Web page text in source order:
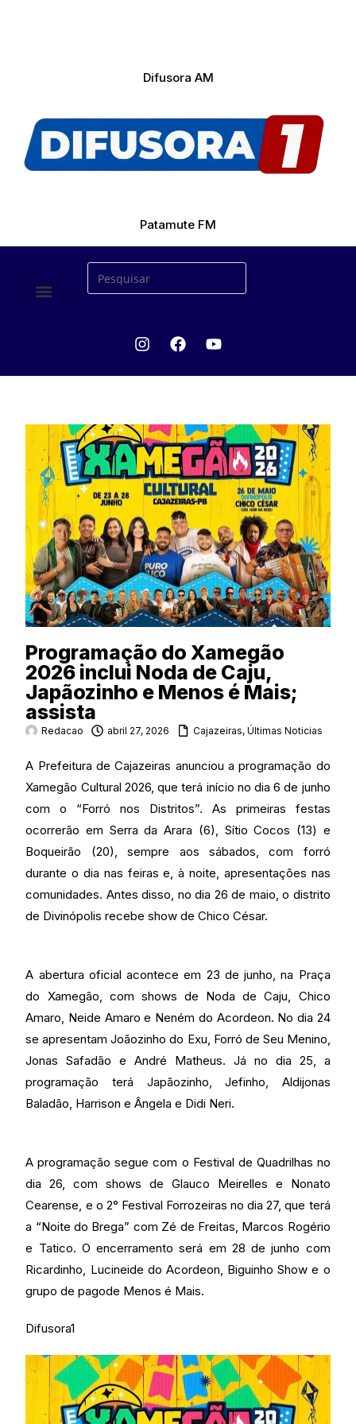
Difusora AM
Patamute FM
Programação do Xamegão
2026 inclui Noda de Caju,
Japãozinho e Menos é Mais;
assista
Redacao abril 27, 2026 Cajazeiras,Últimas Noticias
A Prefeitura de Cajazeiras anunciou a programação do
Xamegão Cultural 2026, que terá início no dia 6 de junho
com o “Forró nos Distritos”. As primeiras festas
ocorrerão em Serra da Arara (6), Sítio Cocos (13) e
Boqueirão (20), sempre aos sábados, com forró
durante o dia nas feiras e, à noite, apresentações nas
comunidades. Antes disso, no dia 26 de maio, o distrito
de Divinópolis recebe show de Chico César.
A abertura oficial acontece em 23 de junho, na Praça
do Xamegão, com shows de Noda de Caju, Chico
Amaro, Neide Amaro e Neném do Acordeon. No dia 24
se apresentam Joãozinho do Exu, Forró de Seu Menino,
Jonas Safadão e André Matheus. Já no dia 25, a
programação terá Japãozinho, Jefinho, Aldijonas
Baladão, Harrison e Ângela e Didi Neri.
A programação segue com o Festival de Quadrilhas no
dia 26, com shows de Glauco Meirelles e Nonato
Cearense, e o 2° Festival Forrozeiras no dia 27, que terá
a “Noite do Brega” com Zé de Freitas, Marcos Rogério
e Tatico. O encerramento será em 28 de junho com
Ricardinho, Lucineide do Acordeon, Biguinho Show e o
grupo de pagode Menos é Mais.
Difusora1